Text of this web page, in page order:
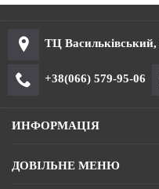
ТЦ Васильківський,
+38(066) 579-95-06
ИНФОРМАЦІЯ
ДОВІЛЬНЕ МЕНЮ